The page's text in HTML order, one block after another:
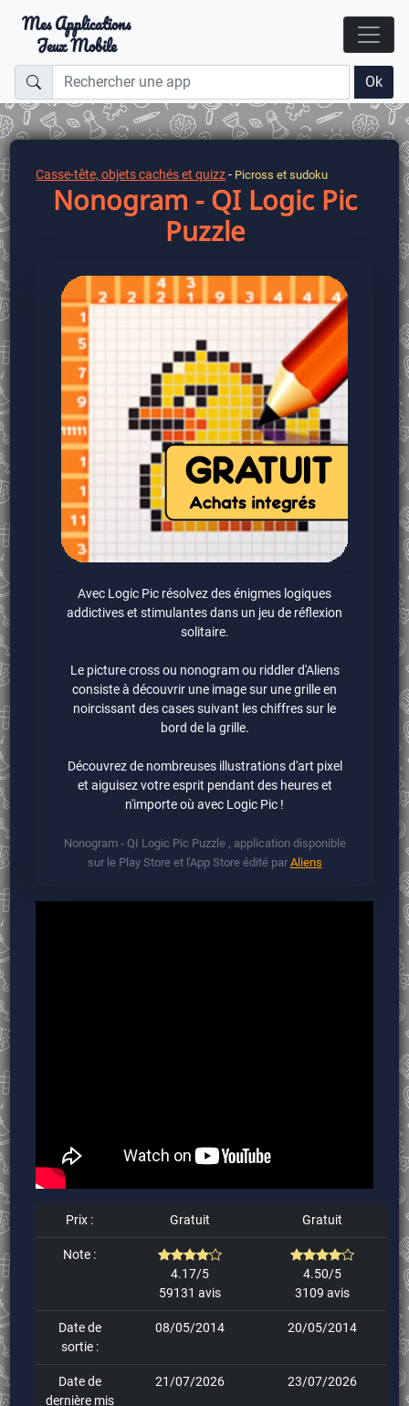
Mes Applications
Jeux Mobile
Ok
Casse-tête, objets cachés et quizz- Picross et sudoku
Nonogram - QI Logic Pic
Puzzle
Avec Logic Pic résolvez des énigmes logiques
addictives et stimulantes dans un jeu de réflexion
solitaire.
Le picture cross ou nonogram ou riddler d'Aliens
consiste à découvrir une image sur une grille en
noircissant des cases suivant les chiffres sur le
bord de la grille.
Découvrez de nombreuses illustrations d'art pixel
et aiguisez votre esprit pendant des heures et
n'importe où avec Logic Pic !
Nonogram - QI Logic Pic Puzzle , application disponible
sur le Play Store et l'App Store édité par Aliens
Prix : Gratuit Gratuit
Note :
4.17/5
59131 avis
4.50/5
3109 avis
Date de
sortie :
08/05/2014 20/05/2014
Date de
dernière mis
21/07/2026 23/07/2026